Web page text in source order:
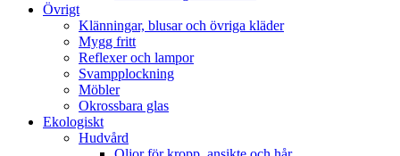
Övrigt
Klänningar, blusar och övriga kläder
Mygg fritt
Reflexer och lampor
Svampplockning
Möbler
Okrossbara glas
Ekologiskt
Hudvård